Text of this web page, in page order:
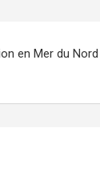
en Mer du